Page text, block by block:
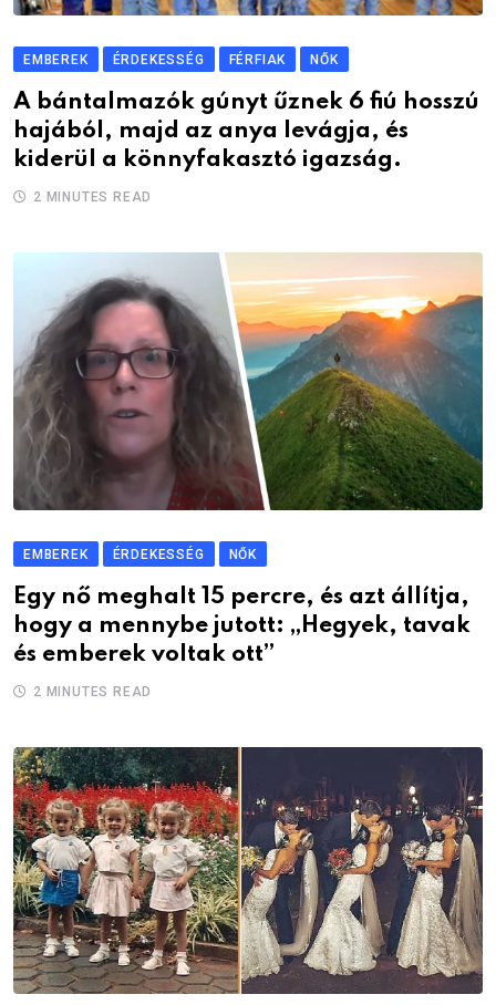
EMBEREK ÉRDEKESSÉG FÉRFIAK NŐK
A bántalmazók gúnyt űznek 6 fiú hosszú
hajából, majd az anya levágja, és
kiderül a könnyfakasztó igazság.
2 MINUTES READ
EMBEREK ÉRDEKESSÉG NŐK
Egy nő meghalt 15 percre, és azt állítja,
hogy a mennybe jutott: „Hegyek, tavak
és emberek voltak ott”
2 MINUTES READ